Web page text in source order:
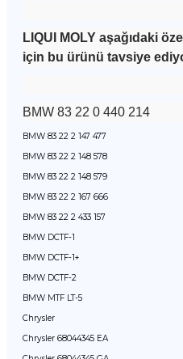
LIQUI MOLY aşağıdaki
için bu ürünü tavsiye
BMW 83 22 0 440 214
BMW 83 22 2 147 477
BMW 83 22 2 148 578
BMW 83 22 2 148 579
BMW 83 22 2 167 666
BMW 83 22 2 433 157
BMW DCTF-1
BMW DCTF-1+
BMW DCTF-2
BMW MTF LT-5
Chrysler
Chrysler 68044345 EA